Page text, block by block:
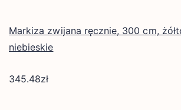
Markiza zwijana ręcznie, 300 cm,
niebieskie
345.48zł